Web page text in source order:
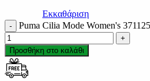
Εκκαθάριση
Puma Cilia Mode Women's
Προσθήκη στο καλάθι